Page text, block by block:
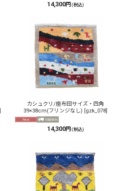
14,300円 (税込)
カシュクリ/座布団サイズ・四角
39×38cm(フリンジなし)
gzk_078
14,300円 (税込)